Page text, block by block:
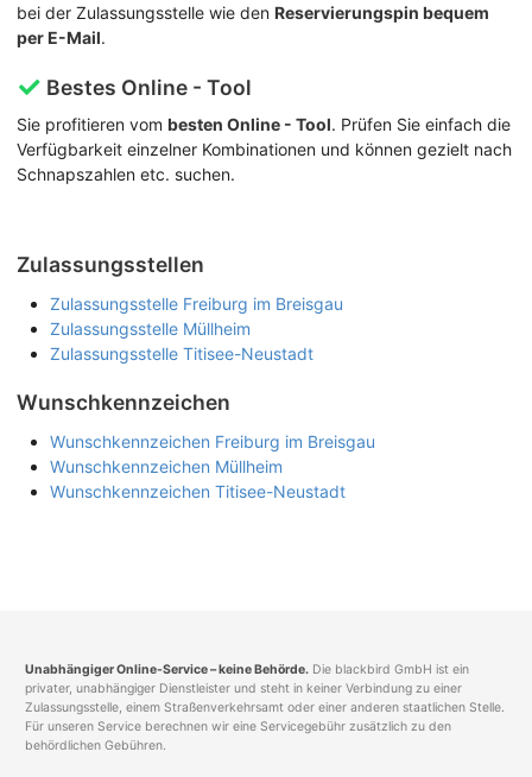
bei der Zulassungsstelle wie den Reservierungspin bequem
per E-Mail.
Bestes Online - Tool
Sie profitieren vom besten Online - Tool. Prüfen Sie einfach die
Verfügbarkeit einzelner Kombinationen und können gezielt nach
Schnapszahlen etc. suchen.
Zulassungsstellen
Zulassungsstelle Freiburg im Breisgau
Zulassungsstelle Müllheim
Zulassungsstelle Titisee-Neustadt
Wunschkennzeichen
Wunschkennzeichen Freiburg im Breisgau
Wunschkennzeichen Müllheim
Wunschkennzeichen Titisee-Neustadt
Unabhängiger Online-Service – keine Behörde. Die blackbird GmbH ist ein
privater, unabhängiger Dienstleister und steht in keiner Verbindung zu einer
Zulassungsstelle, einem Straßenverkehrsamt oder einer anderen staatlichen Stelle.
Für unseren Service berechnen wir eine Servicegebühr zusätzlich zu den
behördlichen Gebühren.